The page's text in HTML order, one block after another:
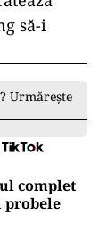
să-i
Urmărește
complet
probele